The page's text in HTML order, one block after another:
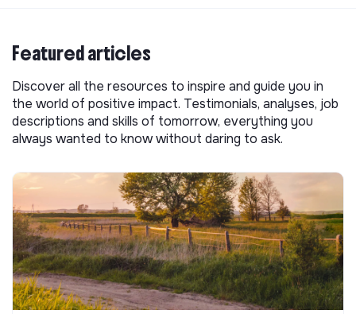
Featured articles
Discover all the resources to inspire and guide you in
the world of positive impact. Testimonials, analyses, job
descriptions and skills of tomorrow, everything you
always wanted to know without daring to ask.